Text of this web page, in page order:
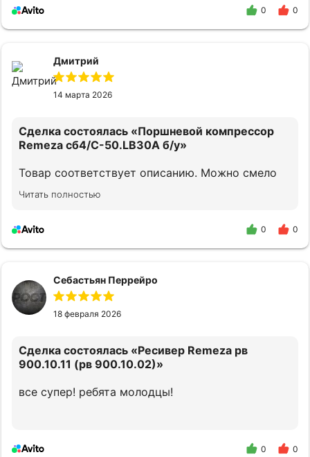
0 0
Дмитрий
14 марта 2026
Сделка состоялась «Поршневой компрессор
Remeza сб4/С-50.LB30A б/у»
Товар соответствует описанию. Можно смело
Читать полностью
0 0
Себастьян Перрейро
18 февраля 2026
Сделка состоялась «Ресивер Remeza рв
900.10.11 (рв 900.10.02)»
все супер! ребята молодцы!
0 0